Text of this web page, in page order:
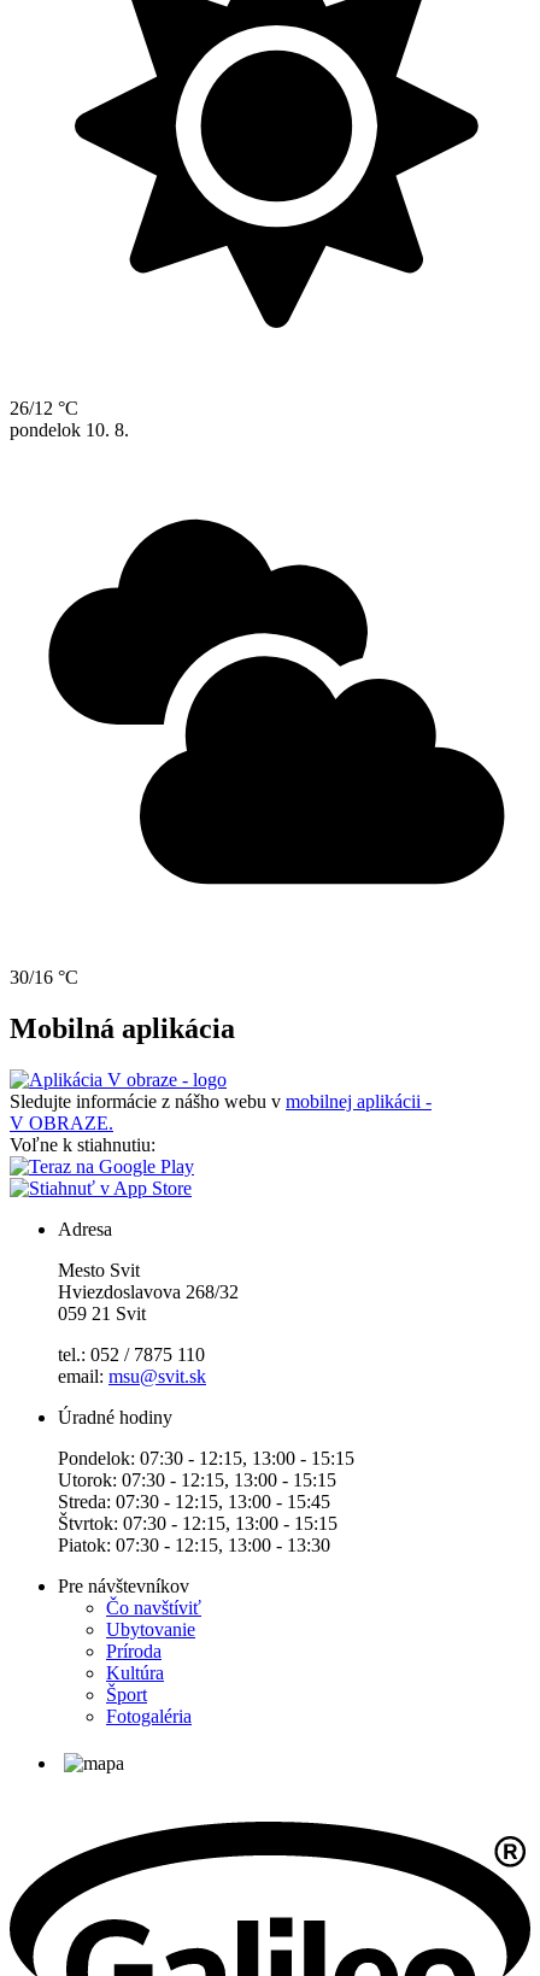
26/12 °C
pondelok 10. 8.
30/16 °C
Mobilná aplikácia
Sledujte informácie z nášho webu v mobilnej aplikácii -
V OBRAZE.
Voľne k stiahnutiu:
Adresa
Mesto Svit
Hviezdoslavova 268/32
059 21 Svit
tel.: 052 / 7875 110
email: msu@svit.sk
Úradné hodiny
Pondelok: 07:30 - 12:15, 13:00 - 15:15
Utorok: 07:30 - 12:15, 13:00 - 15:15
Streda: 07:30 - 12:15, 13:00 - 15:45
Štvrtok: 07:30 - 12:15, 13:00 - 15:15
Piatok: 07:30 - 12:15, 13:00 - 13:30
Pre návštevníkov
Čo navštíviť
Ubytovanie
Príroda
Kultúra
Šport
Fotogaléria